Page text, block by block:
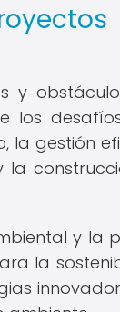
y
los
la gestión
la
y la
la